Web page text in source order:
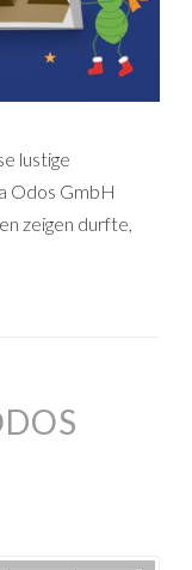
lustige
Odos GmbH
zeigen durfte,